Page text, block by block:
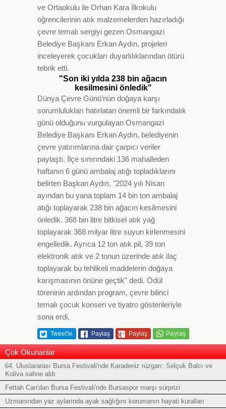
ve Ortaokulu ile Orhan Kara İlkokulu
öğrencilerinin atık malzemelerden hazırladığı
çevre temalı sergiyi gezen Osmangazi
Belediye Başkanı Erkan Aydın, projeleri
inceleyerek çocukları duyarlılıklarından ötürü
tebrik etti.
"Son iki yılda 238 bin ağacın
kesilmesini önledik"
Dünya Çevre Günü’nün doğaya karşı
sorumlulukları hatırlatan önemli bir farkındalık
günü olduğunu vurgulayan Osmangazi
Belediye Başkanı Erkan Aydın, belediyenin
çevre yatırımlarına dair çarpıcı veriler
paylaştı. İlçe sınırındaki 136 mahalleden
haftanın 6 günü ambalaj atığı topladıklarını
belirten Başkan Aydın, "2024 yılı Nisan
ayından bu yana toplam 14 bin ton ambalaj
atığı toplayarak 238 bin ağacın kesilmesini
önledik. 368 bin litre bitkisel atık yağ
toplayarak 368 milyar litre suyun kirlenmesini
engelledik. Ayrıca 12 ton atık pil, 39 ton
elektronik atık ve 2 tonun üzerinde atık ilaç
toplayarak bu tehlikeli maddelerin doğaya
karışmasının önüne geçtik" dedi. Ödül
töreninin ardından program, çevre bilinci
temalı çocuk konseri ve tiyatro gösterileriyle
sona erdi.
Tweet'le Paylaş Paylaş
Çok Okunanlar
64. Uluslararası Bursa Festivali'nde Karadeniz rüzgarı: Selçuk Balcı ve
Koliva sahne aldı
Fettah Can'dan Bursa Festivali'nde Bursaspor marşı sürprizi
Uzmanından yaz aylarında ayak sağlığını korumanın hayati kuralları